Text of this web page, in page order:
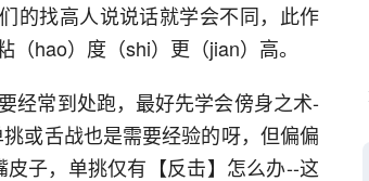
的找高人说说话就学会不同，此作
hao）度（shi）更（jian）高。
经常到处跑，最好先学会傍身之术-
或舌战也是需要经验的呀，但偏偏
子，单挑仅有【反击】怎么办--这